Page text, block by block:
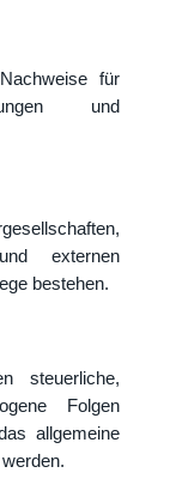
für
und
externen
bestehen.
steuerliche,
Folgen
allgemeine